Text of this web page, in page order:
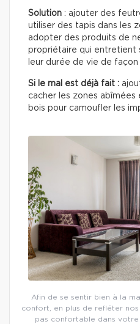
Solution : ajouter des
utiliser des tapis dans les
adopter des produits de
propriétaire qui entretient
leur durée de vie de
Si le mal est déjà fait :
cacher les zones
bois pour camoufler les
Afin de se sentir bien à la
confort, en plus de refléter
pas confortable dans